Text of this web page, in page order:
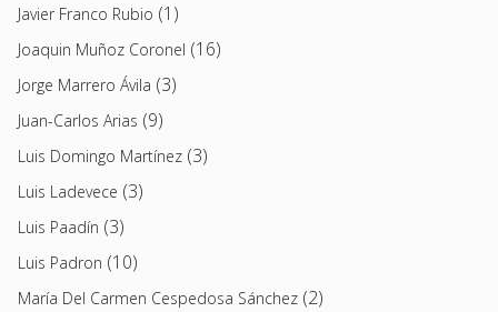
Javier Franco Rubio (1)
Joaquin Muñoz Coronel (16)
Jorge Marrero Ávila (3)
Juan-Carlos Arias (9)
Luis Domingo Martínez (3)
Luis Ladevece (3)
Luis Paadín (3)
Luis Padron (10)
María Del Carmen Cespedosa Sánchez (2)